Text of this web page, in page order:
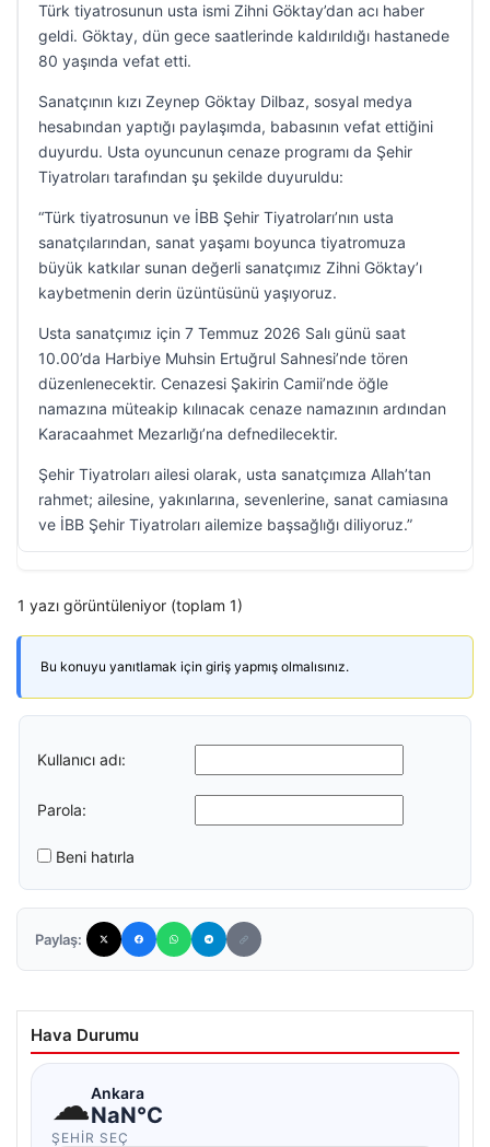
Türk tiyatrosunun usta ismi Zihni Göktay’dan acı haber
geldi. Göktay, dün gece saatlerinde kaldırıldığı hastanede
80 yaşında vefat etti.
Sanatçının kızı Zeynep Göktay Dilbaz, sosyal medya
hesabından yaptığı paylaşımda, babasının vefat ettiğini
duyurdu. Usta oyuncunun cenaze programı da Şehir
Tiyatroları tarafından şu şekilde duyuruldu:
“Türk tiyatrosunun ve İBB Şehir Tiyatroları’nın usta
sanatçılarından, sanat yaşamı boyunca tiyatromuza
büyük katkılar sunan değerli sanatçımız Zihni Göktay’ı
kaybetmenin derin üzüntüsünü yaşıyoruz.
Usta sanatçımız için 7 Temmuz 2026 Salı günü saat
10.00’da Harbiye Muhsin Ertuğrul Sahnesi’nde tören
düzenlenecektir. Cenazesi Şakirin Camii’nde öğle
namazına müteakip kılınacak cenaze namazının ardından
Karacaahmet Mezarlığı’na defnedilecektir.
Şehir Tiyatroları ailesi olarak, usta sanatçımıza Allah’tan
rahmet; ailesine, yakınlarına, sevenlerine, sanat camiasına
ve İBB Şehir Tiyatroları ailemize başsağlığı diliyoruz.”
1 yazı görüntüleniyor (toplam 1)
Bu konuyu yanıtlamak için giriş yapmış olmalısınız.
Kullanıcı adı:
Parola:
Beni hatırla
Paylaş:
Hava Durumu
☁Ankara
NaN°C
ŞEHIR SEÇ